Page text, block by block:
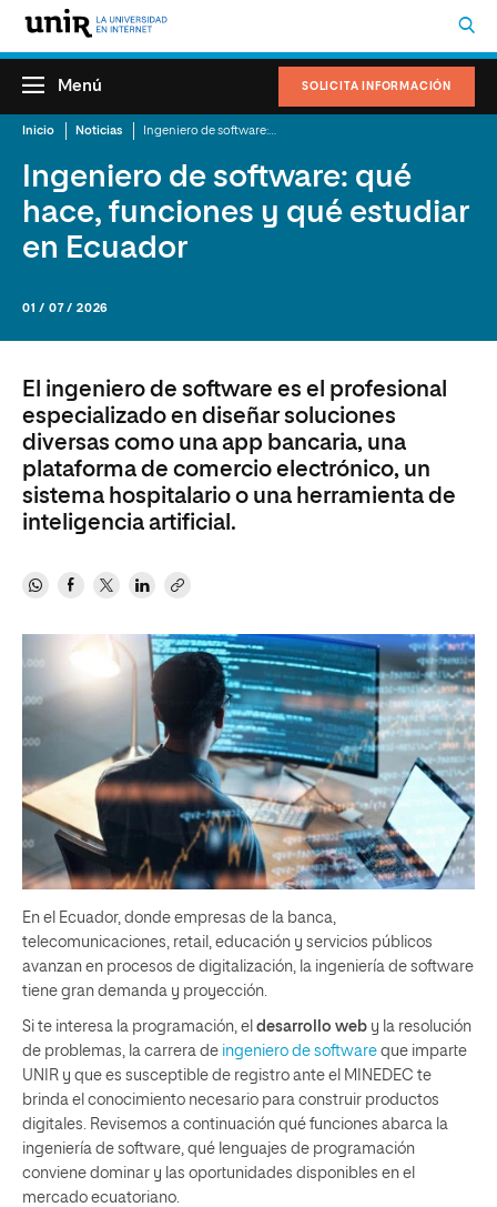
SOLICITA INFORMACIÓN
Menú
Inicio Noticias
Ingeniero de software: qué
hace, funciones y qué estudiar
en Ecuador
01 / 07 / 2026
El ingeniero de software es el profesional
especializado en diseñar soluciones
diversas como una app bancaria, una
plataforma de comercio electrónico, un
sistema hospitalario o una herramienta de
inteligencia artificial.
En el Ecuador, donde empresas de la banca,
telecomunicaciones, retail, educación y servicios públicos
avanzan en procesos de digitalización, la ingeniería de software
tiene gran demanda y proyección.
Si te interesa la programación, el desarrollo web y la resolución
de problemas, la carrera de ingeniero de software que imparte
UNIR y que es susceptible de registro ante el MINEDEC te
brinda el conocimiento necesario para construir productos
digitales. Revisemos a continuación qué funciones abarca la
ingeniería de software, qué lenguajes de programación
conviene dominar y las oportunidades disponibles en el
mercado ecuatoriano.